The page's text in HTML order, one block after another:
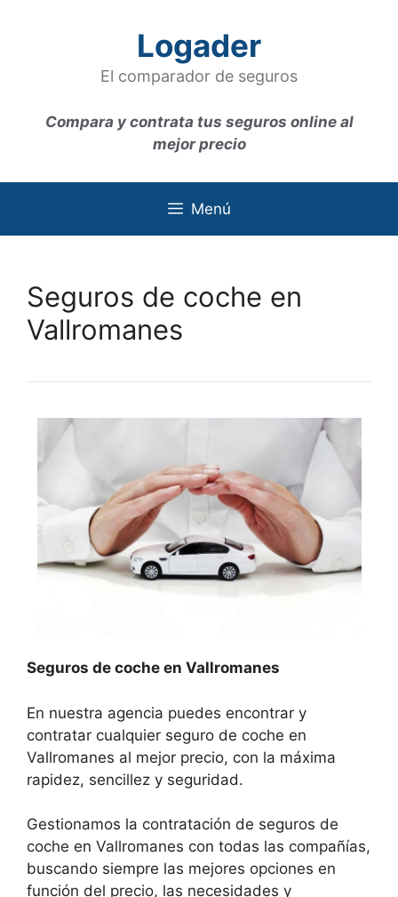
Logader
El comparador de seguros
Compara y contrata tus seguros online al
mejor precio
Menú
Seguros de coche en
Vallromanes
Seguros de coche en Vallromanes
En nuestra agencia puedes encontrar y
contratar cualquier seguro de coche en
Vallromanes al mejor precio, con la máxima
rapidez, sencillez y seguridad.
Gestionamos la contratación de seguros de
coche en Vallromanes con todas las compañías,
buscando siempre las mejores opciones en
función del precio, las necesidades y